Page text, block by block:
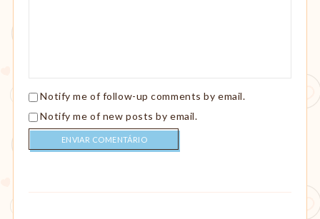
Notify me of follow-up comments by email.
Notify me of new posts by email.